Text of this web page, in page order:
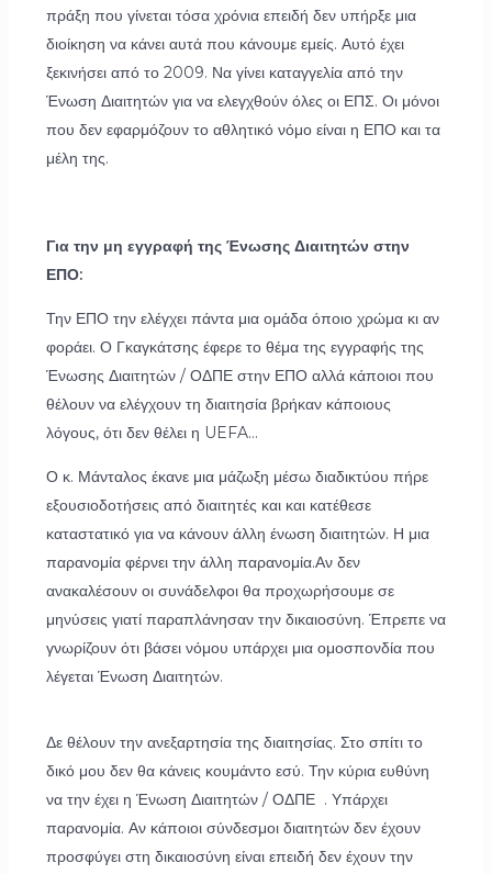
πράξη που γίνεται τόσα χρόνια επειδή δεν υπήρξε μια
διοίκηση να κάνει αυτά που κάνουμε εμείς. Αυτό έχει
ξεκινήσει από το 2009. Να γίνει καταγγελία από την
Ένωση Διαιτητών για να ελεγχθούν όλες οι ΕΠΣ. Οι μόνοι
που δεν εφαρμόζουν το αθλητικό νόμο είναι η ΕΠΟ και τα
μέλη της.
Για την μη εγγραφή της Ένωσης Διαιτητών στην
ΕΠΟ:
Την ΕΠΟ την ελέγχει πάντα μια ομάδα όποιο χρώμα κι αν
φοράει. Ο Γκαγκάτσης έφερε το θέμα της εγγραφής της
Ένωσης Διαιτητών / ΟΔΠΕ στην ΕΠΟ αλλά κάποιοι που
θέλουν να ελέγχουν τη διαιτησία βρήκαν κάποιους
λόγους, ότι δεν θέλει η UEFA…
Ο κ. Μάνταλος έκανε μια μάζωξη μέσω διαδικτύου πήρε
εξουσιοδοτήσεις από διαιτητές και και κατέθεσε
καταστατικό για να κάνουν άλλη ένωση διαιτητών. Η μια
παρανομία φέρνει την άλλη παρανομία.Αν δεν
ανακαλέσουν οι συνάδελφοι θα προχωρήσουμε σε
μηνύσεις γιατί παραπλάνησαν την δικαιοσύνη. Έπρεπε να
γνωρίζουν ότι βάσει νόμου υπάρχει μια ομοσπονδία που
λέγεται Ένωση Διαιτητών.
Δε θέλουν την ανεξαρτησία της διαιτησίας. Στο σπίτι το
δικό μου δεν θα κάνεις κουμάντο εσύ. Την κύρια ευθύνη
να την έχει η Ένωση Διαιτητών / ΟΔΠΕ . Υπάρχει
παρανομία. Αν κάποιοι σύνδεσμοι διαιτητών δεν έχουν
προσφύγει στη δικαιοσύνη είναι επειδή δεν έχουν την